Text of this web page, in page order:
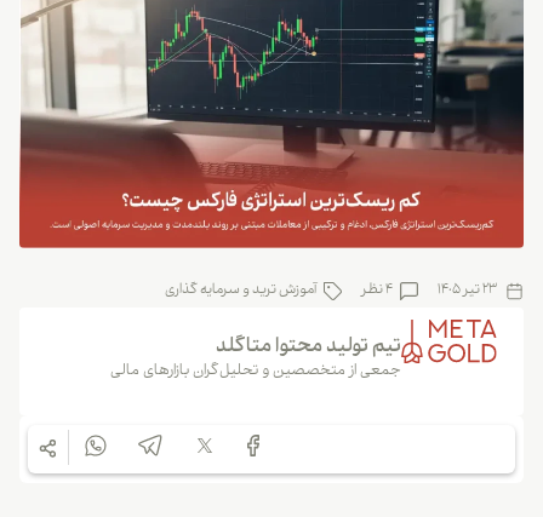
23 تیر 1405 4 نظر آموزش ترید و سرمایه گذاری
تیم تولید محتوا متاگلد
جمعی از متخصصین و تحلیل‌گران بازارهای مالی